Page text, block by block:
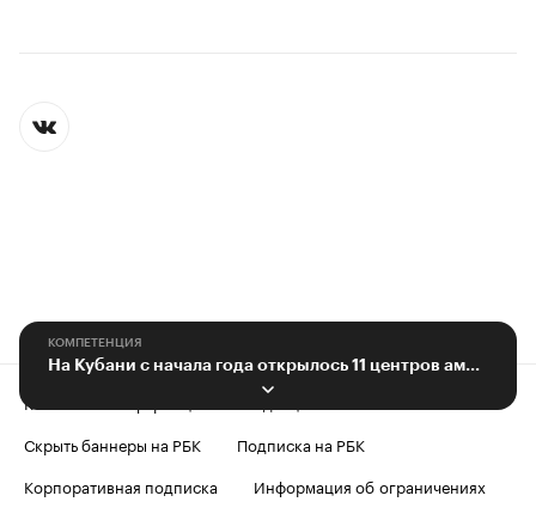
КОМПЕТЕНЦИЯ
На Кубани с начала года открылось 11 центров амбулаторной онкопомощи
Контактная информация
Скрыть баннеры на РБК
Подписка на РБК
Корпоративная подписка
Информация об ограничениях